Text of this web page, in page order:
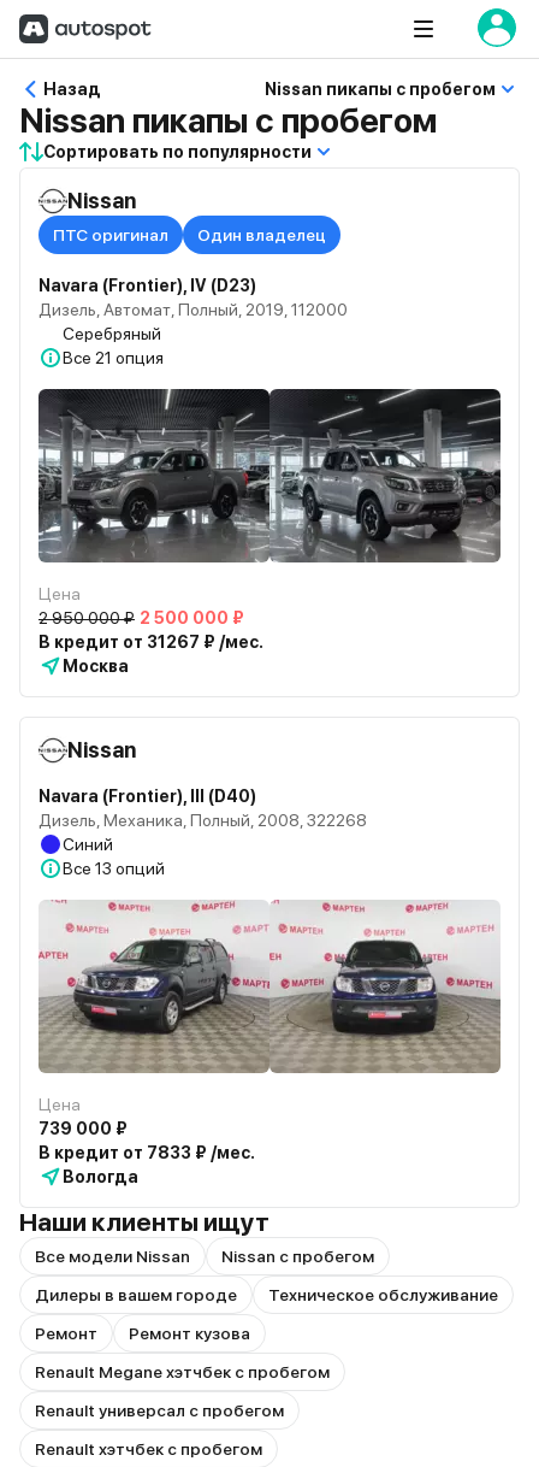
Назад Nissan пикапы с пробегом
Nissan пикапы с пробегом
Сортировать по популярности
Nissan
ПТС оригинал Один владелец
Navara (Frontier), IV (D23)
Дизель, Автомат, Полный, 2019, 112000
Серебряный
Все 21 опция
Цена
2 950 000 ₽ 2 500 000 ₽
В кредит от 31267 ₽ /мес.
Москва
Nissan
Navara (Frontier), III (D40)
Дизель, Механика, Полный, 2008, 322268
Синий
Все 13 опций
Цена
739 000 ₽
В кредит от 7833 ₽ /мес.
Вологда
Наши клиенты ищут
Все модели Nissan
Nissan с пробегом
Дилеры в вашем городе
Техническое обслуживание
Ремонт
Ремонт кузова
Renault Megane хэтчбек с пробегом
Renault универсал с пробегом
Renault хэтчбек с пробегом